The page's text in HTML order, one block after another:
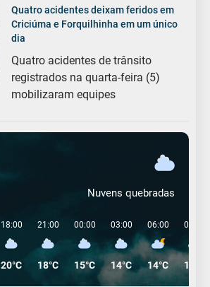
Quatro acidentes deixam feridos em
Criciúma e Forquilhinha em um único
dia
Quatro acidentes de trânsito
registrados na quarta-feira (5)
mobilizaram equipes
Nuvens quebradas
18:00
20°C
21:00
18°C
00:00
15°C
03:00
14°C
06:00
14°C
09:00
14°C